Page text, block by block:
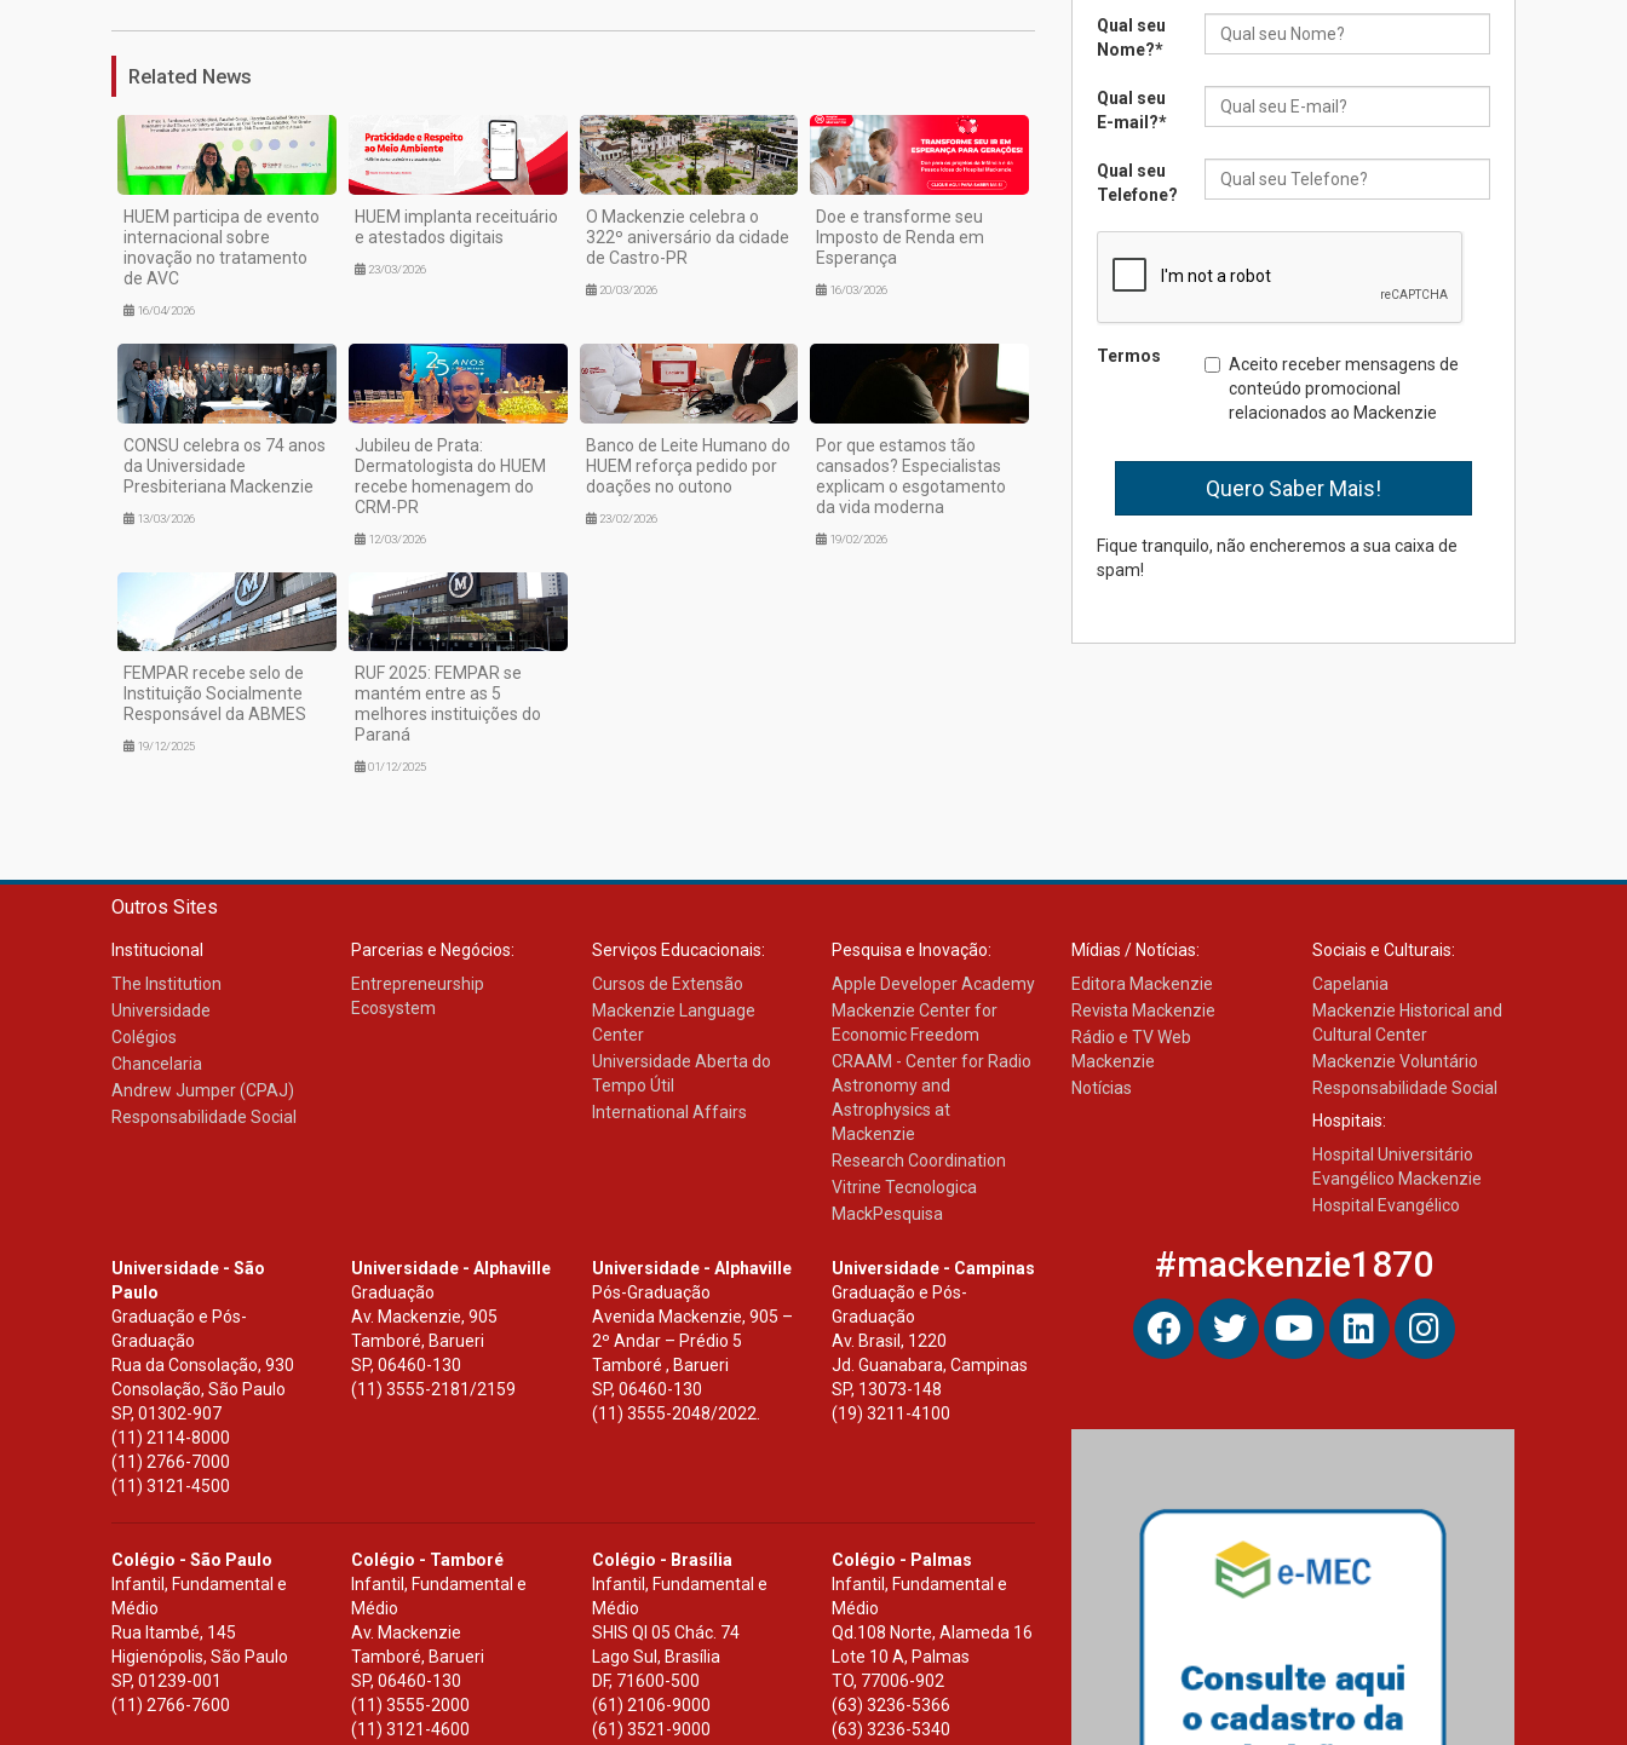
Related News
HUEM participa de evento
internacional sobre
inovação no tratamento
de AVC
16/04/2026
HUEM implanta receituário
e atestados digitais
23/03/2026
O Mackenzie celebra o
322º aniversário da cidade
de Castro-PR
20/03/2026
Doe e transforme seu
Imposto de Renda em
Esperança
16/03/2026
CONSU celebra os 74 anos
da Universidade
Presbiteriana Mackenzie
13/03/2026
Jubileu de Prata:
Dermatologista do HUEM
recebe homenagem do
CRM-PR
12/03/2026
Banco de Leite Humano do
HUEM reforça pedido por
doações no outono
23/02/2026
Por que estamos tão
cansados? Especialistas
explicam o esgotamento
da vida moderna
19/02/2026
FEMPAR recebe selo de
Instituição Socialmente
Responsável da ABMES
19/12/2025
RUF 2025: FEMPAR se
mantém entre as 5
melhores instituições do
Paraná
01/12/2025
Universidade Mackenzie
realizará nova edição da
05.08.2026
Seminário discute desafios
das novas tecnologias em
04.08.2026
Mackenzie recepciona os
calouros do segundo
semestre de 2026
04.08.2026
Brasília prepara seus
estudantes para o PAS antes
mesmo do Ensino Médio
Qual seu
Nome?*
Qual seu
E-mail?*
Qual seu
Telefone?
Termos
Aceito receber mensagens de
conteúdo promocional
relacionados ao Mackenzie
Fique tranquilo, não encheremos a sua caixa de
spam!
Outros Sites
Institucional
The Institution
Universidade
Colégios
Chancelaria
Andrew Jumper (CPAJ)
Responsabilidade Social
Parcerias e Negócios:
Entrepreneurship
Ecosystem
Serviços Educacionais:
Cursos de Extensão
Mackenzie Language
Center
Universidade Aberta do
Tempo Útil
International Affairs
Pesquisa e Inovação:
Apple Developer Academy
Mackenzie Center for
Economic Freedom
CRAAM - Center for Radio
Astronomy and
Astrophysics at
Mackenzie
Research Coordination
Vitrine Tecnologica
MackPesquisa
Mídias / Notícias:
Editora Mackenzie
Revista Mackenzie
Rádio e TV Web
Mackenzie
Notícias
Sociais e Culturais:
Capelania
Mackenzie Historical and
Cultural Center
Mackenzie Voluntário
Responsabilidade Social
Hospitais:
Hospital Universitário
Evangélico Mackenzie
Hospital Evangélico
Universidade - São
Paulo
Graduação e Pós-
Graduação
Rua da Consolação, 930
Consolação, São Paulo
SP, 01302-907
(11) 2114-8000
(11) 2766-7000
(11) 3121-4500
Universidade - Alphaville
Graduação
Av. Mackenzie, 905
Tamboré, Barueri
SP,06460-130
(11) 3555-2181/2159
Universidade - Alphaville
Pós-Graduação
Avenida Mackenzie, 905 –
2º Andar – Prédio 5
Tamboré , Barueri
SP, 06460-130
(11) 3555-2048/2022.
Universidade - Campinas
Graduação e Pós-
Graduação
Av. Brasil, 1220
Jd. Guanabara, Campinas
SP, 13073-148
(19) 3211-4100
Colégio - São Paulo
Infantil, Fundamental e
Médio
Rua Itambé, 145
Higienópolis, São Paulo
SP, 01239-001
(11) 2766-7600
Colégio - Tamboré
Infantil, Fundamental e
Médio
Av. Mackenzie
Tamboré, Barueri
SP,06460-130
(11) 3555-2000
(11) 3121-4600
Colégio - Brasília
Infantil, Fundamental e
Médio
SHIS Ql 05 Chác. 74
Lago Sul, Brasília
DF, 71600-500
(61) 2106-9000
(61) 3521-9000
Colégio - Palmas
Infantil, Fundamental e
Médio
Qd.108 Norte, Alameda 16
Lote 10 A, Palmas
TO, 77006-902
(63) 3236-5366
(63) 3236-5340
#mackenzie1870